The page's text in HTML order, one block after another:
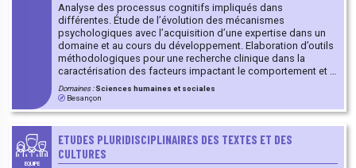
Analyse des processus cognitifs impliqués dans
différentes. Étude de l’évolution des mécanismes
psychologiques avec l’acquisition d’une expertise dans un
domaine et au cours du développement. Elaboration d’outils
méthodologiques pour une recherche clinique dans la
caractérisation des facteurs impactant le comportement et la
mémoire.
Domaines :Sciences humaines et sociales
Besançon
EQUIPE
ETUDES PLURIDISCIPLINAIRES DES TEXTES ET DES
CULTURES